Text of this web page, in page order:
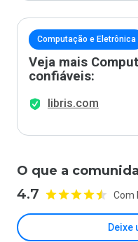
Computação e Eletrônica
Veja mais
confiáveis:
libris.com
O que a
4.7 Com
Deixe